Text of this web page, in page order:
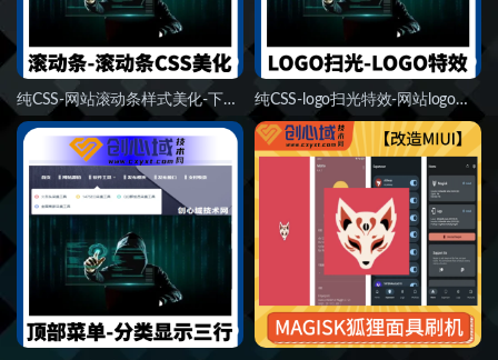
纯CSS-网站滚动条样式美化-下拉滚动条CSS代码！ 纯CSS-logo扫光特效-网站logo扫光美化CSS！